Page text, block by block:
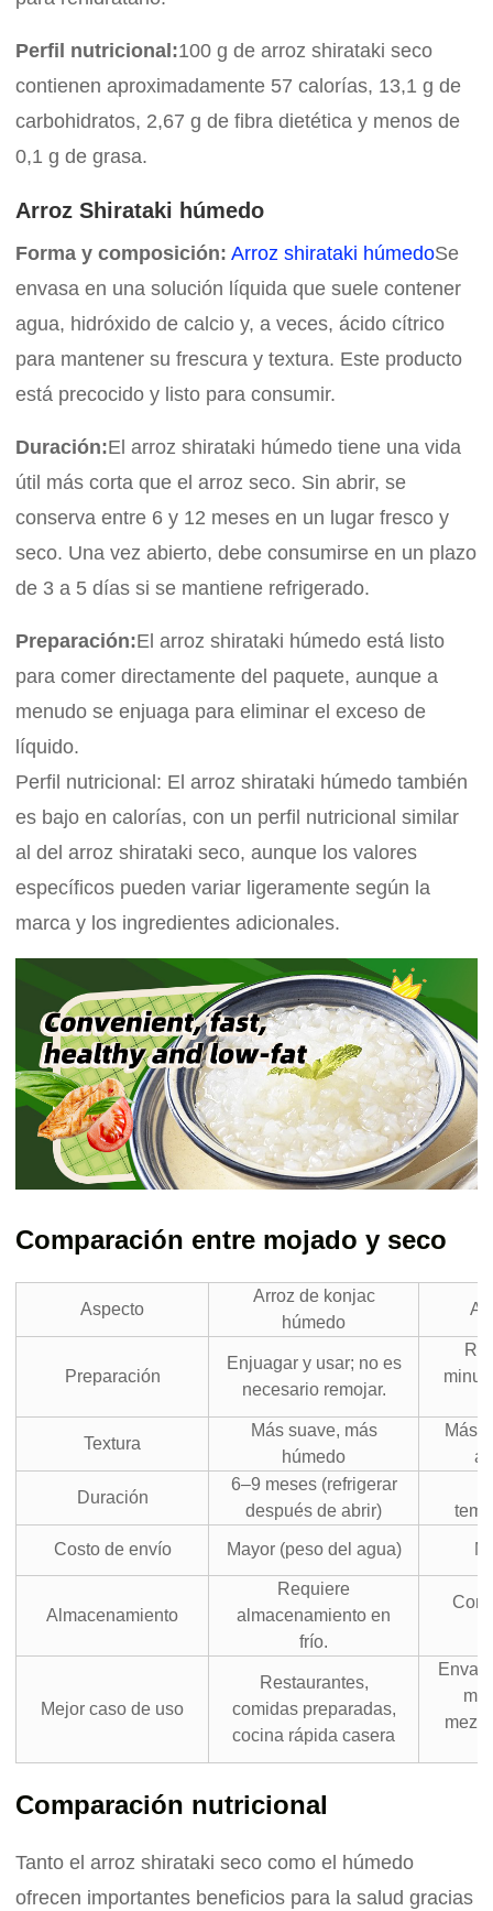
Perfil nutricional:100 g de arroz shirataki seco
contienen aproximadamente 57 calorías, 13,1 g de
carbohidratos, 2,67 g de fibra dietética y menos de
0,1 g de grasa.
Arroz Shirataki húmedo
Forma y composición: Arroz shirataki húmedoSe
envasa en una solución líquida que suele contener
agua, hidróxido de calcio y, a veces, ácido cítrico
para mantener su frescura y textura. Este producto
está precocido y listo para consumir.
Duración:El arroz shirataki húmedo tiene una vida
útil más corta que el arroz seco. Sin abrir, se
conserva entre 6 y 12 meses en un lugar fresco y
seco. Una vez abierto, debe consumirse en un plazo
de 3 a 5 días si se mantiene refrigerado.
Preparación:El arroz shirataki húmedo está listo
para comer directamente del paquete, aunque a
menudo se enjuaga para eliminar el exceso de
líquido.
Perfil nutricional: El arroz shirataki húmedo también
es bajo en calorías, con un perfil nutricional similar
al del arroz shirataki seco, aunque los valores
específicos pueden variar ligeramente según la
marca y los ingredientes adicionales.
Comparación entre mojado y seco
Aspecto
Arroz de konjac
húmedo
Preparación
Enjuagar y usar; no es
necesario remojar.
Textura
Más suave, más
húmedo
Más
al
Duración
6–9 meses (refrigerar
después de abrir)
Costo de envío Mayor (peso del agua)
Almacenamiento
Requiere
almacenamiento en
frío.
Mejor caso de uso
Restaurantes,
comidas preparadas,
cocina rápida casera
Comparación nutricional
Tanto el arroz shirataki seco como el húmedo
ofrecen importantes beneficios para la salud gracias